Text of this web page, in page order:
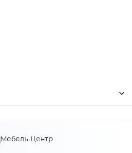
1600
110